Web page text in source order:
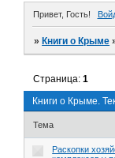
Привет, Гость!
»Книги о Крыме
Книги о Крыме.
Страница:1
Тема
Раскопки